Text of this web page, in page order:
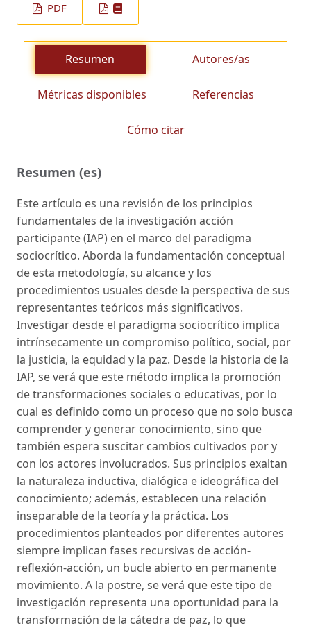
PDF
Resumen Autores/as
Métricas disponibles Referencias
Cómo citar
Resumen (es)
Este artículo es una revisión de los principios
fundamentales de la investigación acción
participante (IAP) en el marco del paradigma
sociocrítico. Aborda la fundamentación conceptual
de esta metodología, su alcance y los
procedimientos usuales desde la perspectiva de sus
representantes teóricos más significativos.
Investigar desde el paradigma sociocrítico implica
intrínsecamente un compromiso político, social, por
la justicia, la equidad y la paz. Desde la historia de la
IAP, se verá que este método implica la promoción
de transformaciones sociales o educativas, por lo
cual es definido como un proceso que no solo busca
comprender y generar conocimiento, sino que
también espera suscitar cambios cultivados por y
con los actores involucrados. Sus principios exaltan
la naturaleza inductiva, dialógica e ideográfica del
conocimiento; además, establecen una relación
inseparable de la teoría y la práctica. Los
procedimientos planteados por diferentes autores
siempre implican fases recursivas de acción-
reflexión-acción, un bucle abierto en permanente
movimiento. A la postre, se verá que este tipo de
investigación representa una oportunidad para la
transformación de la cátedra de paz, lo que